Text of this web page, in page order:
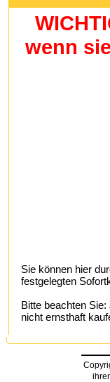
wenn
Sie können hier
festgelegten
Bitte beachten Sie:
nicht ernsthaft